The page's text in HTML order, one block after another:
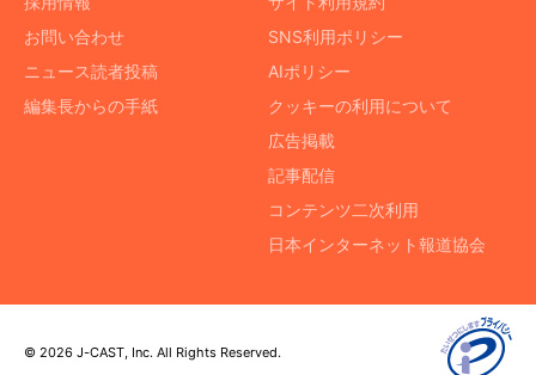
お問い合わせ
ニュース読者投稿
編集長からの手紙
SNS利用ポリシー
AIポリシー
クッキーの利用について
広告掲載
記事配信
コンテンツ二次利用
日本インターネット報道協会
© 2026 J-CAST, Inc. All Rights Reserved.